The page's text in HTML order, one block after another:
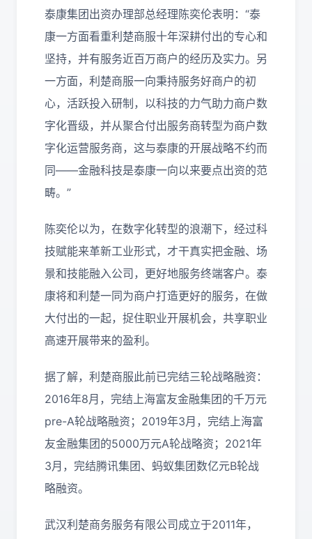
泰康集团出资办理部总经理陈奕伦表明：“泰
康一方面看重利楚商服十年深耕付出的专心和
坚持，并有服务近百万商户的经历及实力。另
一方面，利楚商服一向秉持服务好商户的初
心，活跃投入研制，以科技的力气助力商户数
字化晋级，并从聚合付出服务商转型为商户数
字化运营服务商，这与泰康的开展战略不约而
同——金融科技是泰康一向以来要点出资的范
畴。”
陈奕伦以为，在数字化转型的浪潮下，经过科
技赋能来革新工业形式，才干真实把金融、场
景和技能融入公司，更好地服务终端客户。泰
康将和利楚一同为商户打造更好的服务，在做
大付出的一起，捉住职业开展机会，共享职业
高速开展带来的盈利。
据了解，利楚商服此前已完结三轮战略融资：
2016年8月，完结上海富友金融集团的千万元
pre-A轮战略融资；2019年3月，完结上海富
友金融集团的5000万元A轮战略资；2021年
3月，完结腾讯集团、蚂蚁集团数亿元B轮战
略融资。
武汉利楚商务服务有限公司成立于2011年，